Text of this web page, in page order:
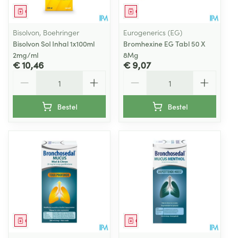
Geneesmiddel
Bisolvon, Boehringer
Bisolvon Sol Inhal 1x100ml
2mg/ml
€ 10,46
Bestel
Geneesmiddel
Eurogenerics (EG)
Bromhexine EG Tabl 50 X
8Mg
€ 9,07
Bestel
Geneesmiddel Geneesmiddel